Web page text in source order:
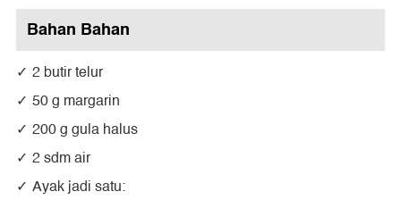
Bahan Bahan
2 butir telur
50 g margarin
200 g gula halus
2 sdm air
Ayak jadi satu: